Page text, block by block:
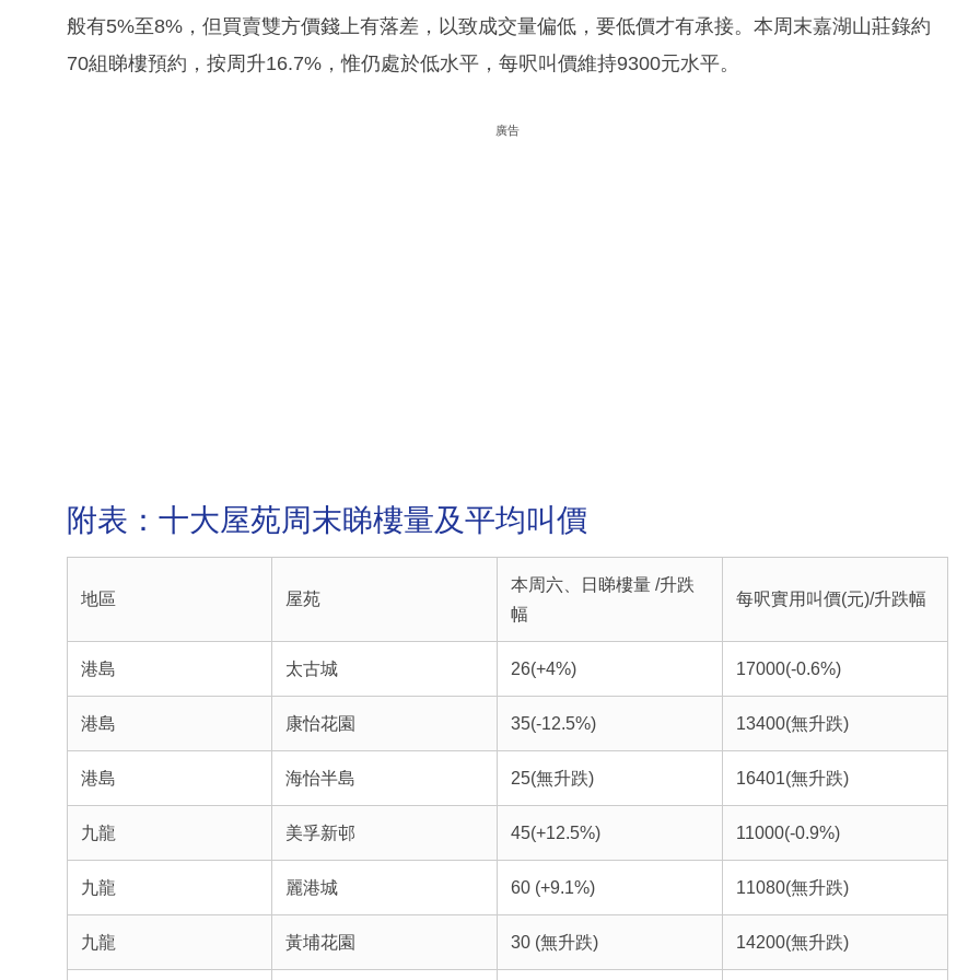
般有5%至8%，但買賣雙方價錢上有落差，以致成交量偏低，要低價才有承接。本周末嘉湖山莊錄約
70組睇樓預約，按周升16.7%，惟仍處於低水平，每呎叫價維持9300元水平。
廣告
附表：十大屋苑周末睇樓量及平均叫價
地區 屋苑
本周六、日睇樓量 /升跌
幅
每呎實用叫價(元)/升跌幅
港島 太古城 26(+4%) 17000(-0.6%)
港島 康怡花園 35(-12.5%) 13400(無升跌)
港島 海怡半島 25(無升跌) 16401(無升跌)
九龍 美孚新邨 45(+12.5%) 11000(-0.9%)
九龍 麗港城 60 (+9.1%) 11080(無升跌)
九龍 黃埔花園 30 (無升跌) 14200(無升跌)